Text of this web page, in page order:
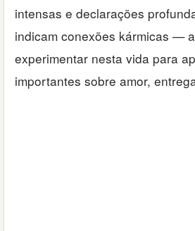
intensas e declarações
indicam conexões kármicas —
experimentar nesta vida para
importantes sobre amor,